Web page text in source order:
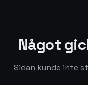
Något
Sidan kunde inte